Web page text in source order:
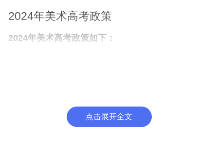
2024年美术高考政策
2024年美术高考政策如下：
求，原则上高校不再组织校考，直接使用省级统考成
点击展开全文